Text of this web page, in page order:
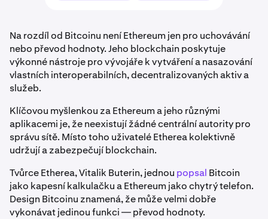
Na rozdíl od Bitcoinu není Ethereum jen pro uchovávání
nebo převod hodnoty. Jeho blockchain poskytuje
výkonné nástroje pro vývojáře k vytváření a nasazování
vlastních interoperabilních, decentralizovaných aktiv a
služeb.
Klíčovou myšlenkou za Ethereum a jeho různými
aplikacemi je, že neexistují žádné centrální autority pro
správu sítě. Místo toho uživatelé Etherea kolektivně
udržují a zabezpečují blockchain.
Tvůrce Etherea, Vitalik Buterin, jednou popsal Bitcoin
jako kapesní kalkulačku a Ethereum jako chytrý telefon.
Design Bitcoinu znamená, že může velmi dobře
vykonávat jedinou funkci — převod hodnoty.